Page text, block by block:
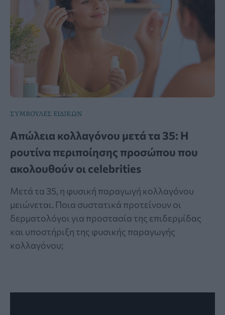
ΣΥΜΒΟΥΛΕΣ ΕΙΔΙΚΩΝ
Απώλεια κολλαγόνου μετά τα 35: Η
ρουτίνα περιποίησης προσώπου που
ακολουθούν οι celebrities
Μετά τα 35, η φυσική παραγωγή κολλαγόνου
μειώνεται. Ποια συστατικά προτείνουν οι
δερματολόγοι για προστασία της επιδερμίδας
και υποστήριξη της φυσικής παραγωγής
κολλαγόνου;